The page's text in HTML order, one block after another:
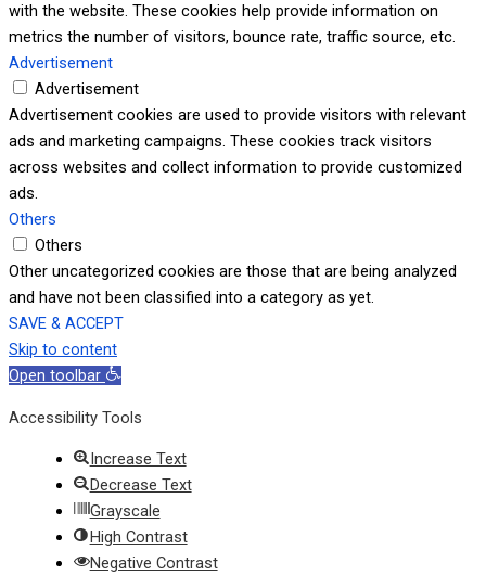
with the website. These cookies help provide information on
metrics the number of visitors, bounce rate, traffic source, etc.
Advertisement
Advertisement
Advertisement cookies are used to provide visitors with relevant
ads and marketing campaigns. These cookies track visitors
across websites and collect information to provide customized
ads.
Others
Others
Other uncategorized cookies are those that are being analyzed
and have not been classified into a category as yet.
SAVE & ACCEPT
Skip to content
Open toolbar
Accessibility Tools
Increase Text
Decrease Text
Grayscale
High Contrast
Negative Contrast